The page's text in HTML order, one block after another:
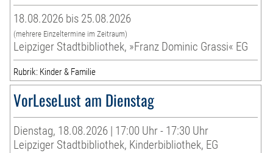
18.08.2026 bis 25.08.2026
(mehrere Einzeltermine im Zeitraum)
Leipziger Stadtbibliothek, »Franz Dominic Grassi« EG
Rubrik: Kinder & Familie
VorLeseLust am Dienstag
Dienstag, 18.08.2026 | 17:00 Uhr - 17:30 Uhr
Leipziger Stadtbibliothek, Kinderbibliothek, EG